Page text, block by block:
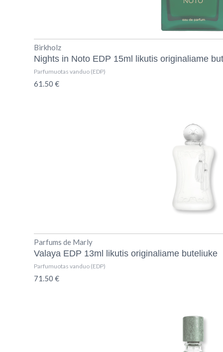
Birkholz
Nights in Noto EDP 15ml likutis originaliame
Parfumuotas vanduo (EDP)
61.50 €
Parfums de Marly
Valaya EDP 13ml likutis originaliame buteliuke
Parfumuotas vanduo (EDP)
71.50 €